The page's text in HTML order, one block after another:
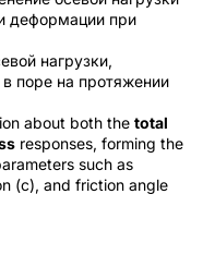
деформации при
нагрузки,
поре на протяжении
about both the total
responses, forming the
such as
(c), and friction angle